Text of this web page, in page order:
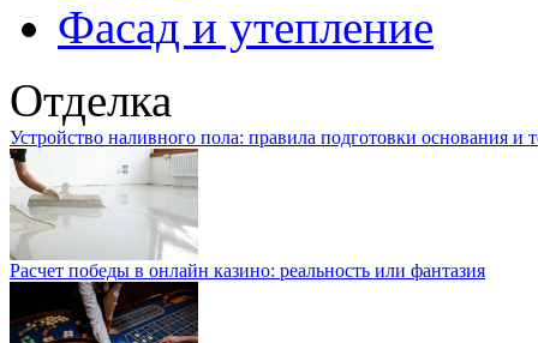
Фасад и утепление
Отделка
Устройство наливного пола: правила подготовки основания и
Расчет победы в онлайн казино: реальность или фантазия